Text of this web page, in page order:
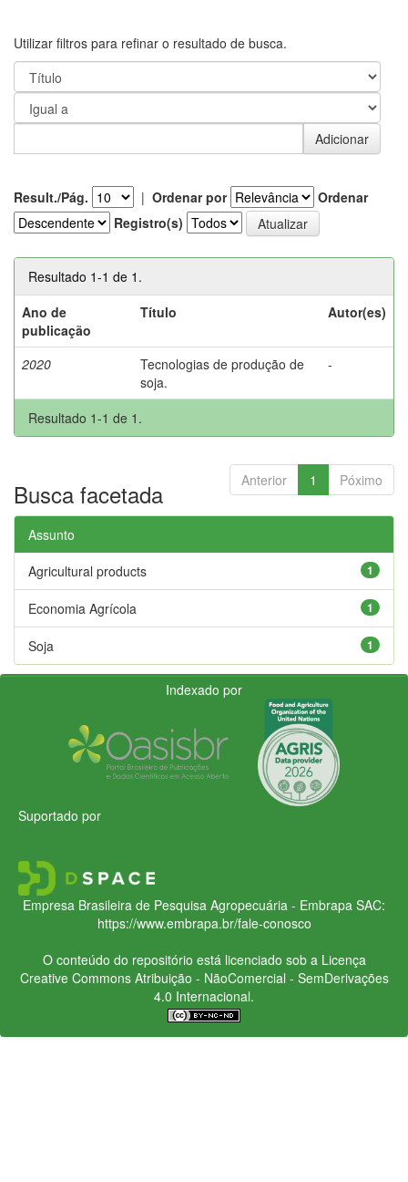
Utilizar filtros para refinar o resultado de busca.
Result./Pág. | Ordenar por
Ordenar
Registro(s)
Resultado 1-1 de 1.
Ano de
publicação
Título Autor(es)
2020
Tecnologias de produção de
soja.
-
Resultado 1-1 de 1.
Anterior 1 Póximo
Busca facetada
Assunto
1
Agricultural products
1
Economia Agrícola
1
Soja
Indexado por
Suportado por
Empresa Brasileira de Pesquisa Agropecuária - Embrapa SAC:
https://www.embrapa.br/fale-conosco
O conteúdo do repositório está licenciado sob a Licença
Creative CommonsAtribuição - NãoComercial - SemDerivações
4.0 Internacional.